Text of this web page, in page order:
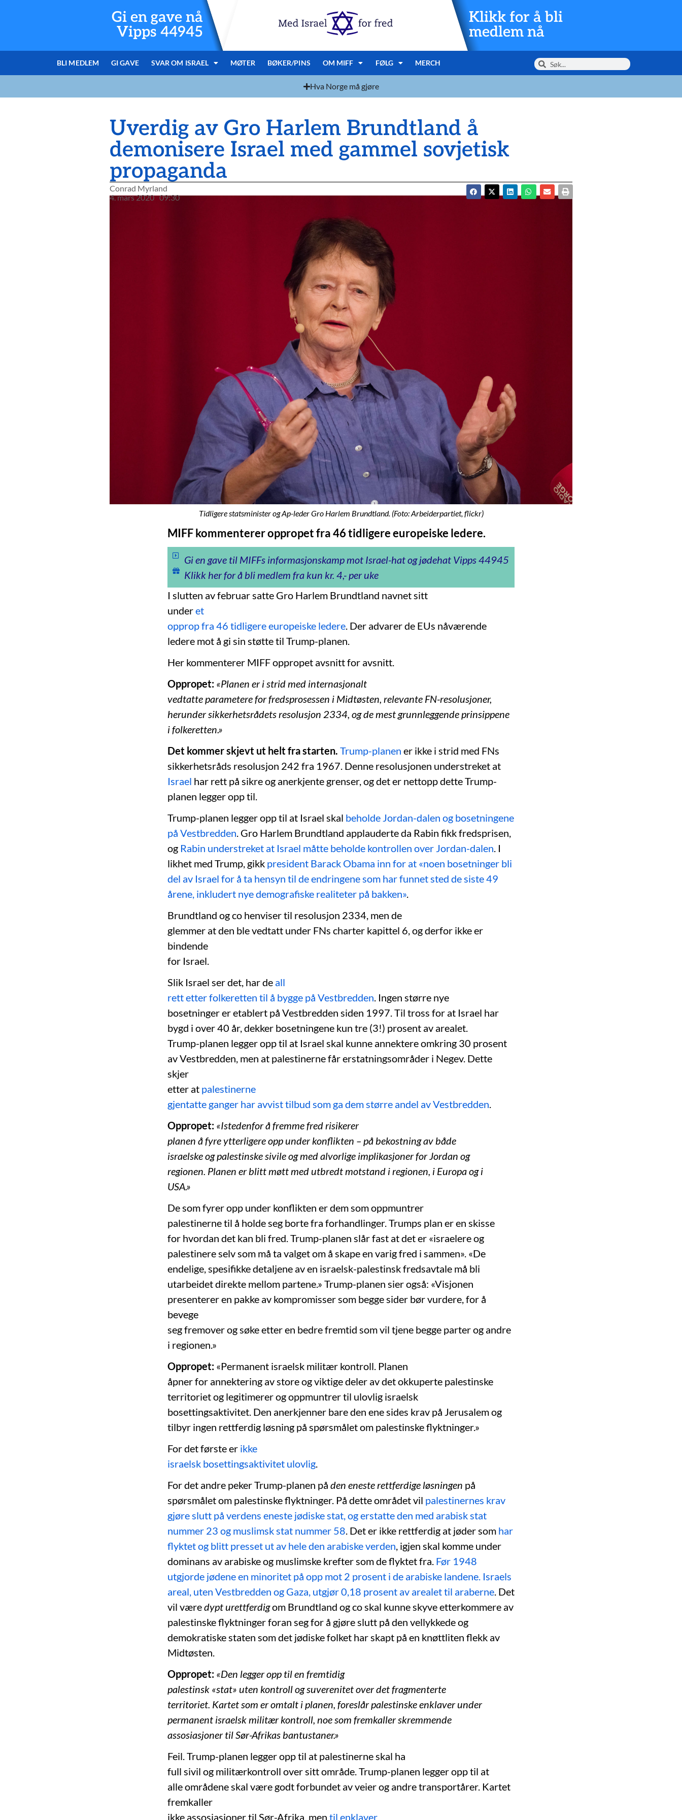
Gi en gave nå
Vipps 44945
Klikk for å bli
medlem nå
BLI MEDLEM GI GAVE SVAR OM ISRAEL MØTER BØKER/PINS OM MIFF FØLG MERCH
Hva Norge må gjøre
Uverdig av Gro Harlem Brundtland å
demonisere Israel med gammel sovjetisk
propaganda
Conrad Myrland
4. mars 2020 09:30
Tidligere statsminister og Ap-leder Gro Harlem Brundtland. (Foto: Arbeiderpartiet, flickr)
MIFF kommenterer oppropet fra 46 tidligere europeiske ledere.
Gi en gave til MIFFs informasjonskamp mot Israel-hat og jødehat Vipps 44945
Klikk her for å bli medlem fra kun kr. 4,- per uke
I slutten av februar satte Gro Harlem Brundtland navnet sitt
underet
opprop fra 46 tidligere europeiske ledere. Der advarer de EUs nåværende
ledere mot å gi sin støtte til Trump-planen.
Her kommenterer MIFF oppropet avsnitt for avsnitt.
Oppropet: «Planen er i strid med internasjonalt
vedtatte parametere for fredsprosessen i Midtøsten, relevante FN-resolusjoner,
herunder sikkerhetsrådets resolusjon 2334, og de mest grunnleggende prinsippene
i folkeretten.»
Det kommer skjevt ut helt fra starten. Trump-planen er ikke i strid med FNs
sikkerhetsråds resolusjon 242 fra 1967. Denne resolusjonen understreket at
Israel har rett på sikre og anerkjente grenser, og det er nettopp dette Trump-
planen legger opp til.
Trump-planen legger opp til at Israel skal beholde Jordan-dalen og bosetningene
på Vestbredden. Gro Harlem Brundtland applauderte da Rabin fikk fredsprisen,
og Rabin understreket at Israel måtte beholde kontrollen over Jordan-dalen. I
likhet med Trump, gikk president Barack Obama inn for at «noen bosetninger bli
del av Israel for å ta hensyn til de endringene som har funnet sted de siste 49
årene, inkludert nye demografiske realiteter på bakken».
Brundtland og co henviser til resolusjon 2334, men de
glemmer at den ble vedtatt under FNs charter kapittel 6, og derfor ikke er
bindende
for Israel.
Slik Israel ser det, har de all
rett etter folkeretten til å bygge på Vestbredden. Ingen større nye
bosetninger er etablert på Vestbredden siden 1997. Til tross for at Israel har
bygd i over 40 år, dekker bosetningene kun tre (3!) prosent av arealet.
Trump-planen legger opp til at Israel skal kunne annektere omkring 30 prosent
av Vestbredden, men at palestinerne får erstatningsområder i Negev. Dette
skjer
etter at palestinerne
gjentatte ganger har avvist tilbud som ga dem større andel av Vestbredden.
Oppropet: «Istedenfor å fremme fred risikerer
planen å fyre ytterligere opp under konflikten – på bekostning av både
israelske og palestinske sivile og med alvorlige implikasjoner for Jordan og
regionen. Planen er blitt møtt med utbredt motstand i regionen, i Europa og i
USA.»
De som fyrer opp under konflikten er dem som oppmuntrer
palestinerne til å holde seg borte fra forhandlinger. Trumps plan er en skisse
for hvordan det kan bli fred. Trump-planen slår fast at det er «israelere og
palestinere selv som må ta valget om å skape en varig fred i sammen». «De
endelige, spesifikke detaljene av en israelsk-palestinsk fredsavtale må bli
utarbeidet direkte mellom partene.» Trump-planen sier også: «Visjonen
presenterer en pakke av kompromisser som begge sider bør vurdere, for å
bevege
seg fremover og søke etter en bedre fremtid som vil tjene begge parter og andre
i regionen.»
Oppropet: «Permanent israelsk militær kontroll. Planen
åpner for annektering av store og viktige deler av det okkuperte palestinske
territoriet og legitimerer og oppmuntrer til ulovlig israelsk
bosettingsaktivitet. Den anerkjenner bare den ene sides krav på Jerusalem og
tilbyr ingen rettferdig løsning på spørsmålet om palestinske flyktninger.»
For det første er ikke
israelsk bosettingsaktivitet ulovlig.
For det andre peker Trump-planen på den eneste rettferdige løsningen på
spørsmålet om palestinske flyktninger. På dette området vil palestinernes krav
gjøre slutt på verdens eneste jødiske stat, og erstatte den med arabisk stat
nummer 23 og muslimsk stat nummer 58. Det er ikke rettferdig at jøder som har
flyktet og blitt presset ut av hele den arabiske verden, igjen skal komme under
dominans av arabiske og muslimske krefter som de flyktet fra. Før 1948
utgjorde jødene en minoritet på opp mot 2 prosent i de arabiske landene. Israels
areal, uten Vestbredden og Gaza, utgjør 0,18 prosent av arealet til araberne. Det
vil væredypt urettferdigom Brundtland og co skal kunne skyve etterkommere av
palestinske flyktninger foran seg for å gjøre slutt på den vellykkede og
demokratiske staten som det jødiske folket har skapt på en knøttliten flekk av
Midtøsten.
Oppropet: «Den legger opp til en fremtidig
palestinsk «stat» uten kontroll og suverenitet over det fragmenterte
territoriet. Kartet som er omtalt i planen, foreslår palestinske enklaver under
permanent israelsk militær kontroll, noe som fremkaller skremmende
assosiasjoner til Sør-Afrikas bantustaner.»
Feil. Trump-planen legger opp til at palestinerne skal ha
full sivil og militærkontroll over sitt område. Trump-planen legger opp til at
alle områdene skal være godt forbundet av veier og andre transportårer. Kartet
fremkaller
ikke assosiasjoner til Sør-Afrika, men til enklaver